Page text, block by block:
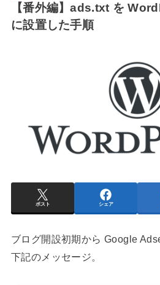
【番外編】ads.txt を
に設置した手順
ポスト シェア
ブログ開設初期から Google
下記のメッセージ。